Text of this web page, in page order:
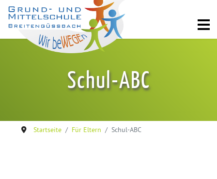
Schul-ABC
Startseite Für Eltern Schul-ABC